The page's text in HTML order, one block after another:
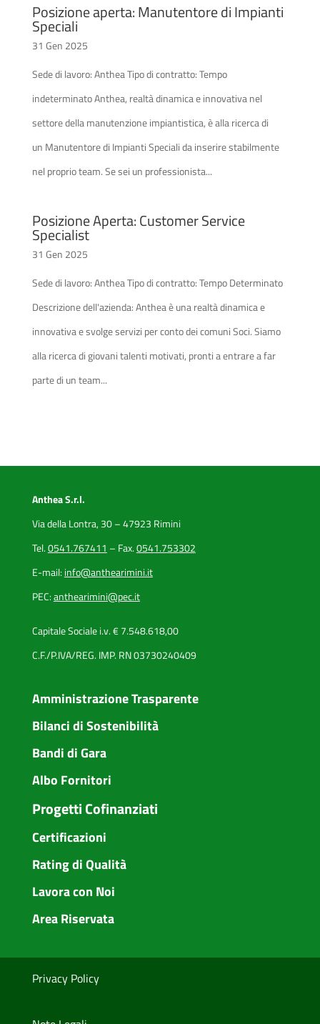
Posizione aperta: Manutentore di Impianti
Speciali
31 Gen 2025
Sede di lavoro: Anthea Tipo di contratto: Tempo
indeterminato Anthea, realtà dinamica e innovativa nel
settore della manutenzione impiantistica, è alla ricerca di
un Manutentore di Impianti Speciali da inserire stabilmente
nel proprio team. Se sei un professionista...
Posizione Aperta: Customer Service
Specialist
31 Gen 2025
Sede di lavoro: Anthea Tipo di contratto: Tempo Determinato
Descrizione dell'azienda: Anthea è una realtà dinamica e
innovativa e svolge servizi per conto dei comuni Soci. Siamo
alla ricerca di giovani talenti motivati, pronti a entrare a far
parte di un team...
Anthea S.r.l.
Via della Lontra, 30 – 47923 Rimini
Tel.0541.767411 – Fax.0541.753302
E-mail: info@anthearimini.it
PEC:anthearimini@pec.it
Capitale Sociale i.v. € 7.548.618,00
C.F./P.IVA/REG. IMP. RN 03730240409
Amministrazione Trasparente
Bilanci di Sostenibilità
Bandi di Gara
Albo Fornitori
Progetti Cofinanziati
Certificazioni
Rating di Qualità
Lavora con Noi
Area Riservata
Privacy Policy